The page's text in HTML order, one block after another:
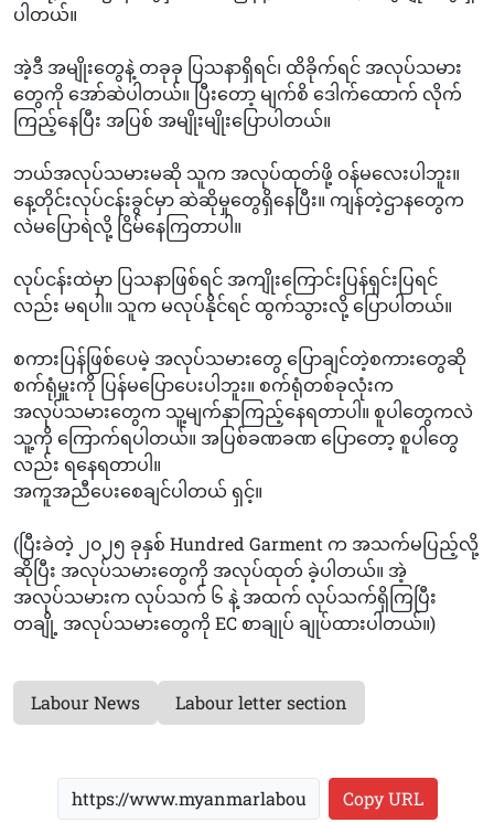
ပါတယ်။
အဲ့ဒီ အမျိုးတွေနဲ့ တခုခု ပြသနာရှိရင်၊ ထိခိုက်ရင် အလုပ်သမား
တွေကို အော်ဆဲပါတယ်။ ပြီးတော့ မျက်စိ ဒေါက်ထောက် လိုက်
ကြည့်နေပြီး အပြစ် အမျိုးမျိုးပြောပါတယ်။
ဘယ်အလုပ်သမားမဆို သူက အလုပ်ထုတ်ဖို့ ဝန်မလေးပါဘူး။
နေ့တိုင်းလုပ်ငန်းခွင်မှာ ဆဲဆိုမှုတွေရှိနေပြီး။ ကျန်တဲ့ဌာနတွေက
လဲမပြောရဲလို့ ငြိမ်နေကြတာပါ။
လုပ်ငန်းထဲမှာ ပြသနာဖြစ်ရင် အကျိုးကြောင်းပြန်ရှင်းပြရင်
လည်း မရပါ။ သူက မလုပ်နိုင်ရင် ထွက်သွားလို့ ပြောပါတယ်။
စကားပြန်ဖြစ်ပေမဲ့ အလုပ်သမားတွေ ပြောချင်တဲ့စကားတွေဆို
စက်ရုံမှူးကို ပြန်မပြောပေးပါဘူး။ စက်ရုံတစ်ခုလုံးက
အလုပ်သမားတွေက သူ့မျက်နှာကြည့်နေရတာပါ။ စူပါတွေကလဲ
သူ့ကို ကြောက်ရပါတယ်။ အပြစ်ခဏခဏ ပြောတော့ စူပါတွေ
လည်း ရနေရတာပါ။
အကူအညီပေးစေချင်ပါတယ် ရှင့်။
(ပြီးခဲတဲ့ ၂၀၂၅ ခုနှစ် Hundred Garment က အသက်မပြည့်လို့
ဆိုပြီး အလုပ်သမားတွေကို အလုပ်ထုတ် ခဲ့ပါတယ်။ အဲ့
အလုပ်သမားက လုပ်သက် ၆ နဲ့ အထက် လုပ်သက်ရှိကြပြီး
တချို့ အလုပ်သမားတွေကို EC စာချုပ် ချုပ်ထားပါတယ်။)
Labour News Labour letter section
Copy URL